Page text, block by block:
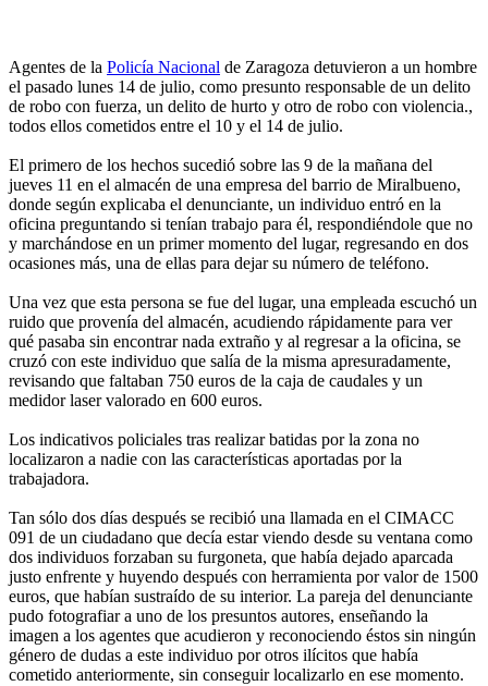
Agentes de la Policía Nacional de Zaragoza detuvieron a un hombre
el pasado lunes 14 de julio, como presunto responsable de un delito
de robo con fuerza, un delito de hurto y otro de robo con violencia.,
todos ellos cometidos entre el 10 y el 14 de julio.
El primero de los hechos sucedió sobre las 9 de la mañana del
jueves 11 en el almacén de una empresa del barrio de Miralbueno,
donde según explicaba el denunciante, un individuo entró en la
oficina preguntando si tenían trabajo para él, respondiéndole que no
y marchándose en un primer momento del lugar, regresando en dos
ocasiones más, una de ellas para dejar su número de teléfono.
Una vez que esta persona se fue del lugar, una empleada escuchó un
ruido que provenía del almacén, acudiendo rápidamente para ver
qué pasaba sin encontrar nada extraño y al regresar a la oficina, se
cruzó con este individuo que salía de la misma apresuradamente,
revisando que faltaban 750 euros de la caja de caudales y un
medidor laser valorado en 600 euros.
Los indicativos policiales tras realizar batidas por la zona no
localizaron a nadie con las características aportadas por la
trabajadora.
Tan sólo dos días después se recibió una llamada en el CIMACC
091 de un ciudadano que decía estar viendo desde su ventana como
dos individuos forzaban su furgoneta, que había dejado aparcada
justo enfrente y huyendo después con herramienta por valor de 1500
euros, que habían sustraído de su interior. La pareja del denunciante
pudo fotografiar a uno de los presuntos autores, enseñando la
imagen a los agentes que acudieron y reconociendo éstos sin ningún
género de dudas a este individuo por otros ilícitos que había
cometido anteriormente, sin conseguir localizarlo en ese momento.